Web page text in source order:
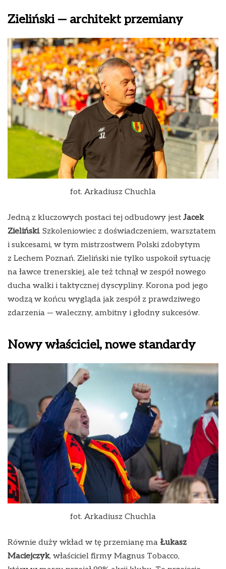
Zieliński — architekt przemiany
fot. Arkadiusz Chuchla
Jedną z kluczowych postaci tej odbudowy jest Jacek
Zieliński. Szkoleniowiec z doświadczeniem, warsztatem
i sukcesami, w tym mistrzostwem Polski zdobytym
z Lechem Poznań. Zieliński nie tylko uspokoił sytuację
na ławce trenerskiej, ale też tchnął w zespół nowego
ducha walki i taktycznej dyscypliny. Korona pod jego
wodzą w końcu wygląda jak zespół z prawdziwego
zdarzenia — waleczny, ambitny i głodny sukcesów.
Nowy właściciel, nowe standardy
fot. Arkadiusz Chuchla
Równie duży wkład w tę przemianę ma Łukasz
Maciejczyk, właściciel firmy Magnus Tobacco,